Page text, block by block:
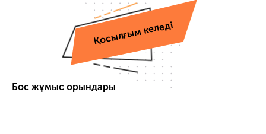
Қосылғым келеді
Бос жұмыс орындары